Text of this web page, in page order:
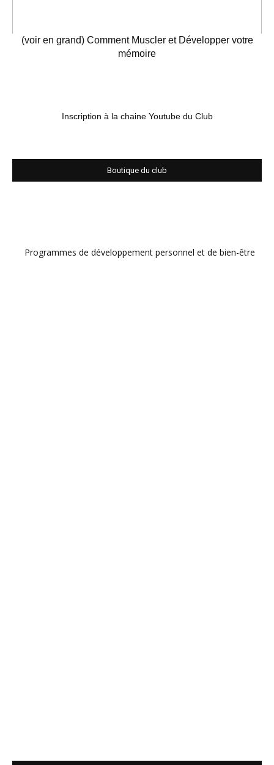
(voir en grand) Comment Muscler et Développer votre
mémoire
Inscription à la chaine Youtube du Club
Boutique du club
Programmes de développement personnel et de bien-être